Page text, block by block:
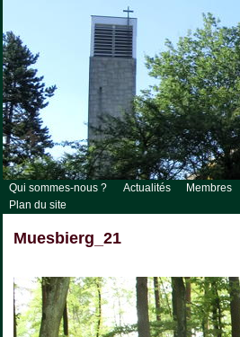
Qui sommes-nous ? Actualités Membres
Plan du site
Muesbierg_21